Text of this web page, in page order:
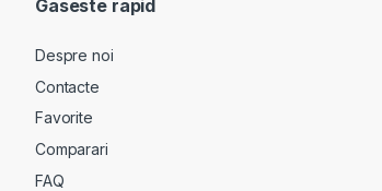
Gaseste rapid
Despre noi
Contacte
Favorite
Comparari
FAQ